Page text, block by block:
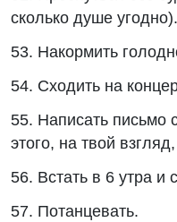
сколько душе угодно).
53. Накормить
54. Сходить на
55. Написать письмо
этого, на твой
56. Встать в 6 утра и
57. Потанцевать.